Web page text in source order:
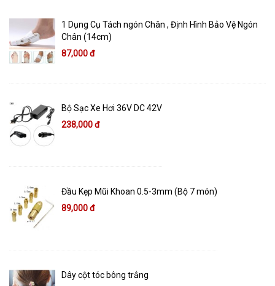
1 Dụng Cụ Tách ngón Chân , Định Hình Bảo Vệ Ngón
Chân (14cm)
87,000 đ
Bộ Sạc Xe Hơi 36V DC 42V
238,000 đ
Đầu Kẹp Mũi Khoan 0.5-3mm (Bộ 7 món)
89,000 đ
Dây cột tóc bông trắng